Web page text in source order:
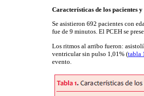
Características de los pacientes
Se asistieron 692 pacientes con
fue de 9 minutos. El PCEH se
Los ritmos al arribo fueron:
ventricular sin pulso 1,01% (tabla 1
evento.